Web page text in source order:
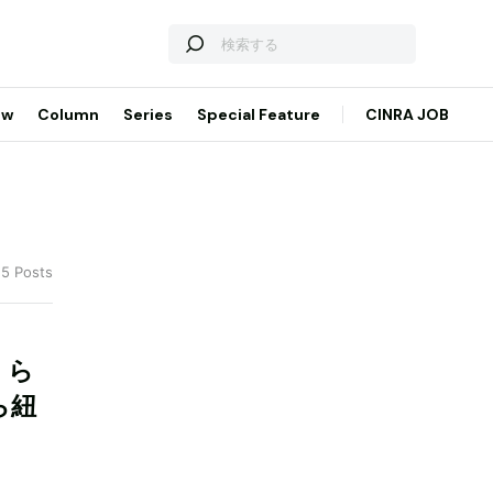
Column Series Special Feature CINRA JOB
Posts
紐